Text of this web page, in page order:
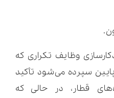
وظایف تکراری که
سپرده می‌شود تأکید
قطار، در حالی که